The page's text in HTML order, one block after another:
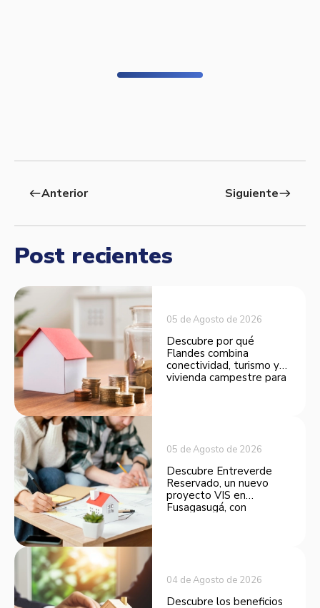
westAnterior Siguienteeast
Post recientes
05 de Agosto de 2026
Descubre por qué
Flandes combina
conectividad, turismo y
vivienda campestre para
05 de Agosto de 2026
Descubre Entreverde
Reservado, un nuevo
proyecto VIS en
Fusagasugá, con
04 de Agosto de 2026
Descubre los beneficios